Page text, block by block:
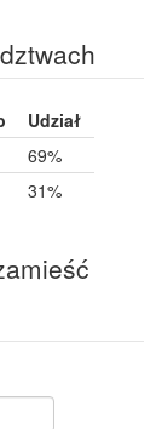
Udział
69%
31%